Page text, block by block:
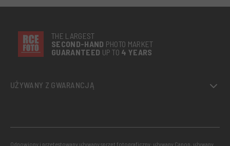
THE LARGEST
SECOND-HAND PHOTO MARKET
GUARANTEED UP TO 4 YEARS
UŻYWANY Z GWARANCJĄ
Odnowiony i przetestowany używany sprzęt fotograficzny: używany Canon, używany